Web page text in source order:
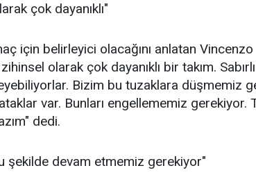
çok dayanıklı"
için belirleyici olacağını anlatan Vincenzo
olarak çok dayanıklı bir takım.
Bizim bu tuzaklara düşmemiz
var. Bunları engellememiz gerekiyor.
dedi.
şekilde devam etmemiz gerekiyor"